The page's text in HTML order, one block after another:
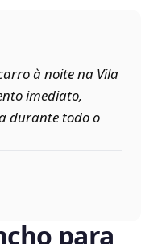
à noite na Vila
imediato,
durante todo o
para